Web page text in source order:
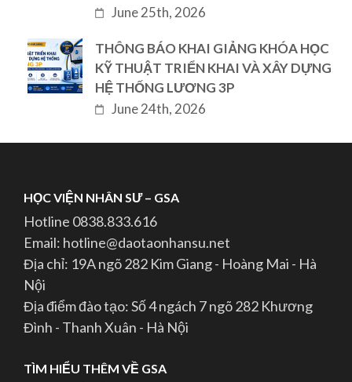
June 25th, 2026
THÔNG BÁO KHAI GIẢNG KHÓA HỌC
KỸ THUẬT TRIỂN KHAI VÀ XÂY DỰNG
HỆ THỐNG LƯƠNG 3P
June 24th, 2026
HỌC VIỆN NHÂN SƯ – GSA
Hotline 0838.833.616
Email: hotline@daotaonhansu.net
Địa chỉ: 19A ngõ 282 Kim Giang - Hoàng Mai - Hà
Nội
Địa điểm đào tạo: Số 4 ngách 7 ngõ 282 Khương
Đình - Thanh Xuân - Hà Nội
TÌM HIỂU THÊM VỀ GSA